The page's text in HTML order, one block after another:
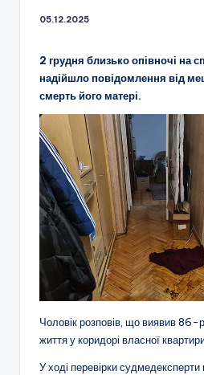
05.12.2025
2 грудня близько опівночі на
надійшло повідомлення від
смерть його матері.
Чоловік розповів, що виявив 86-
життя у коридорі власної
У ході перевірки